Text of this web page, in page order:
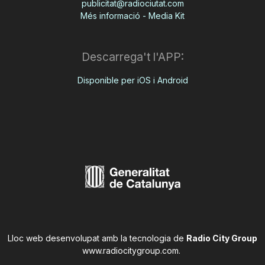
publicitat@radiociutat.com
Més informació - Media Kit
Descarrega't l'APP:
Disponible per iOS i Android
Lloc web desenvolupat amb la tecnologia de Radio City Group
www.radiocitygroup.com.